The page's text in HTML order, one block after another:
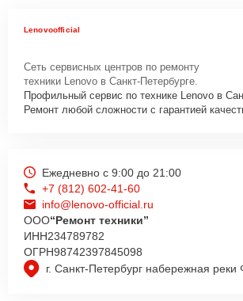
Lenovoofficial
Сеть сервисных центров по ремонту
техники Lenovo в Санкт-Петербурге.
Профильный сервис по технике Lenovo в
Ремонт любой сложности с гарантией
г. Санкт-Петербург набережная реки
Ежедневно с 9:00 до 21:00
+7 (812) 602-41-60
info@lenovo-official.ru
ООО“Ремонт техники”
ИНН234789782
ОГРН98742397845098